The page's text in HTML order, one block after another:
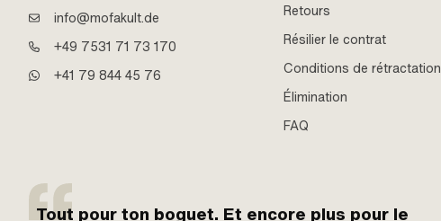
info@mofakult.de
+49 7531 71 73 170
+41 79 844 45 76
Retours
Résilier le contrat
Conditions de rétractation
Élimination
FAQ
Tout pour ton boguet. Et encore plus pour le